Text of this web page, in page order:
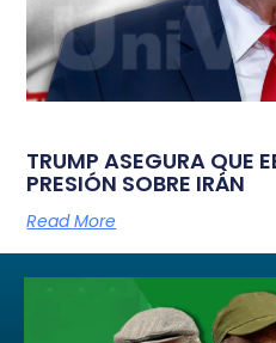
TRUMP ASEGURA QUE
PRESIÓN SOBRE IRÁN
Read More